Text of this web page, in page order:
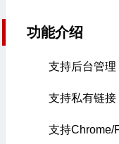
功能介绍
支持后台管理
支持私有链接
支持Chrome/